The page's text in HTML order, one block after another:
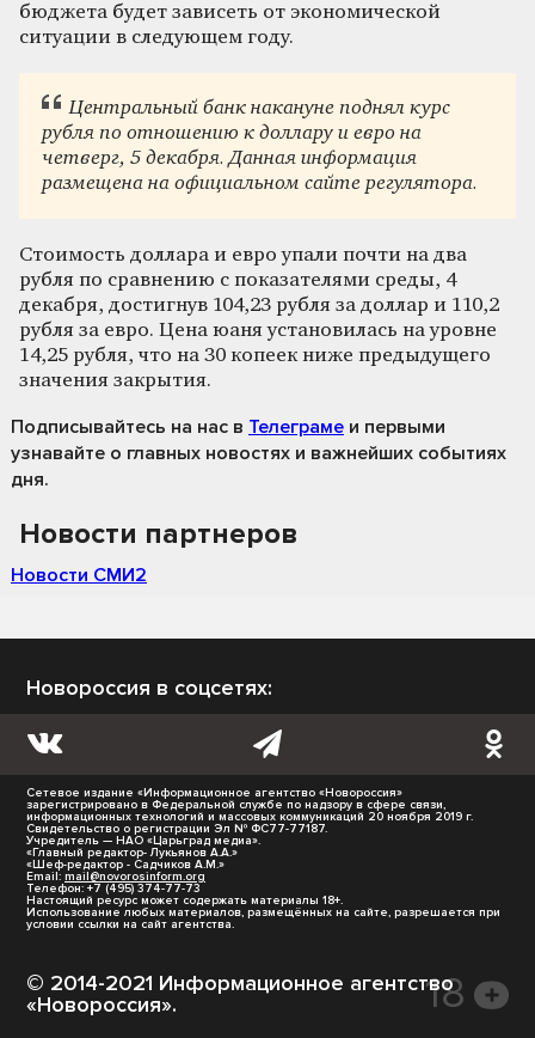
бюджета будет зависеть от экономической
ситуации в следующем году.
Центральный банк накануне поднял курс
рубля по отношению к доллару и евро на
четверг, 5 декабря. Данная информация
размещена на официальном сайте регулятора.
Стоимость доллара и евро упали почти на два
рубля по сравнению с показателями среды, 4
декабря, достигнув 104,23 рубля за доллар и 110,2
рубля за евро. Цена юаня установилась на уровне
14,25 рубля, что на 30 копеек ниже предыдущего
значения закрытия.
Подписывайтесь на нас в Телеграме и первыми
узнавайте о главных новостях и важнейших событиях
дня.
Новости партнеров
Новости СМИ2
Новороссия в соцсетях:
Сетевое издание «Информационное агентство «Новороссия»
зарегистрировано в Федеральной службе по надзору в сфере связи,
информационных технологий и массовых коммуникаций 20 ноября 2019 г.
Свидетельство о регистрации Эл № ФС77-77187.
Учредитель — НАО «Царьград медиа».
«Главный редактор- Лукьянов А.А.»
«Шеф-редактор - Садчиков А.М.»
Email: mail@novorosinform.org
Телефон: +7 (495) 374-77-73
Настоящий ресурс может содержать материалы 18+.
Использование любых материалов, размещённых на сайте, разрешается при
условии ссылки на сайт агентства.
© 2014-2021 Информационное агентство
«Новороссия».